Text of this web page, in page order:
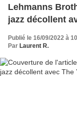
Lehmanns
jazz décollent
Publié le 16/09/2022 à
Par Laurent R.